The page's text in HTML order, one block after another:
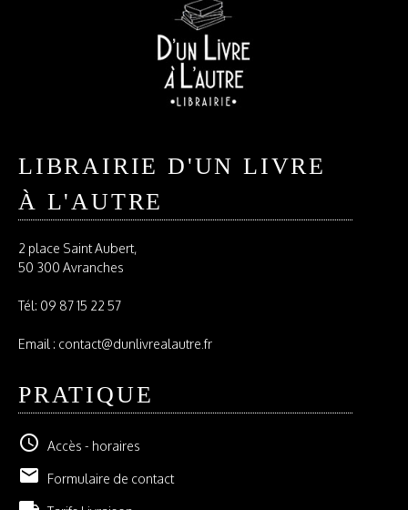
LIBRAIRIE D'UN LIVRE
À L'AUTRE
2 place Saint Aubert,
50 300 Avranches
Tél: 09 87 15 22 57
Email : contact@dunlivrealautre.fr
PRATIQUE
schedule Accès - horaires
email Formulaire de contact